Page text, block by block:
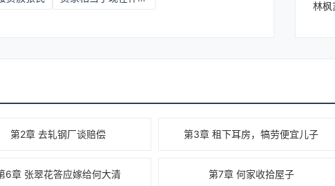
林枫
第2章 去轧钢厂谈赔偿 第3章 租下耳房，犒劳便宜儿子
6章 张翠花答应嫁给何大清 第7章 何家收拾屋子